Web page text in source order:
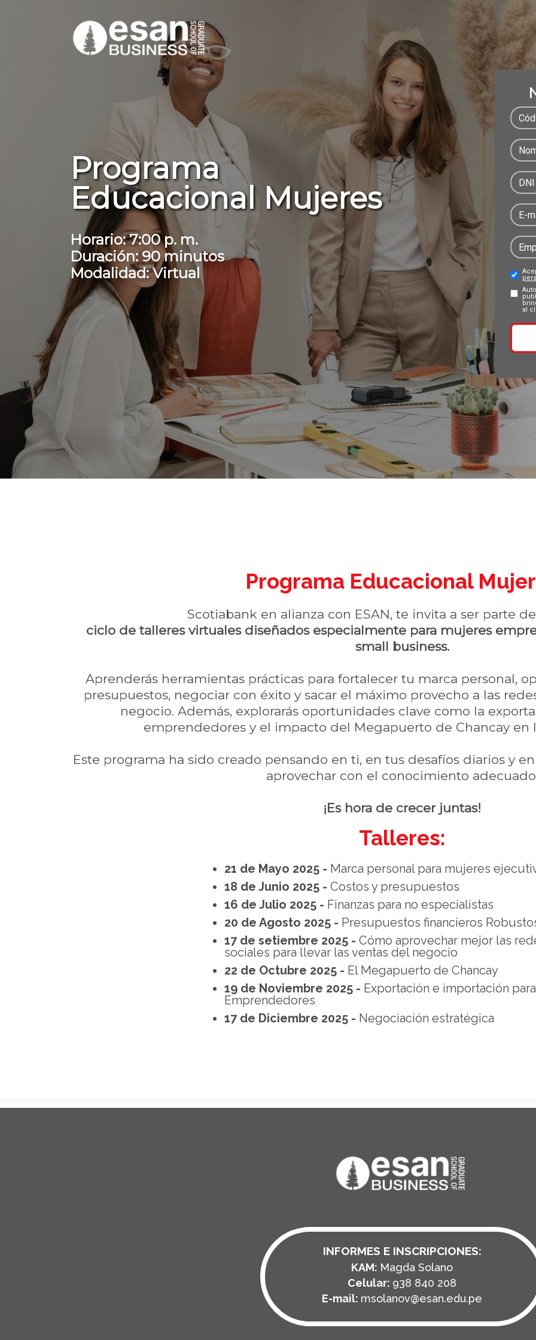
Programa
Educacional Mujeres
Horario: 7:00 p. m.
Duración: 90 minutos
Modalidad: Virtual
al
Programa Educacional
Scotiabank en alianza con ESAN, te invita a ser parte
ciclo de talleres virtuales diseñados especialmente para mujeres
small business.
Aprenderás herramientas prácticas para fortalecer tu marca personal,
presupuestos, negociar con éxito y sacar el máximo provecho a las
negocio. Además, explorarás oportunidades clave como la
emprendedores y el impacto del Megapuerto de Chancay en
Este programa ha sido creado pensando en ti, en tus desafíos diarios y
aprovechar con el conocimiento
¡Es hora de crecer juntas!
Talleres:
21 de Mayo 2025 - Marca personal para mujeres
18 de Junio 2025 - Costos y presupuestos
16 de Julio 2025 - Finanzas para no especialistas
20 de Agosto 2025 - Presupuestos financieros
17 de setiembre 2025 - Cómo aprovechar mejor las
sociales para llevar las ventas del negocio
22 de Octubre 2025 - El Megapuerto de Chancay
19 de Noviembre 2025 - Exportación e importación para
Emprendedores
17 de Diciembre 2025 - Negociación estratégica
INFORMES E INSCRIPCIONES:
KAM: Magda Solano
Celular: 938 840 208
E-mail: msolanov@esan.edu.pe